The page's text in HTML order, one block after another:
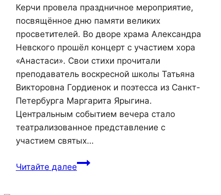
Керчи провела праздничное мероприятие,
посвящённое дню памяти великих
просветителей. Во дворе храма Александра
Невского прошёл концерт с участием хора
«Анастаси». Свои стихи прочитали
преподаватель воскресной школы Татьяна
Викторовна Гордиенок и поэтесса из Санкт-
Петербурга Маргарита Ярыгина.
Центральным событием вечера стало
театрализованное представление с
участием святых…
Читайте далееВ